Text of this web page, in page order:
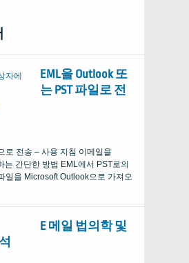
EML을 Outlook 또
는 PST 파일로 전
로 전송 – 사용 지침 이메일을
는 간단한 방법 EML에서 PST로의
일을 Microsoft Outlook으로 가져오
E 메일 법의학 및